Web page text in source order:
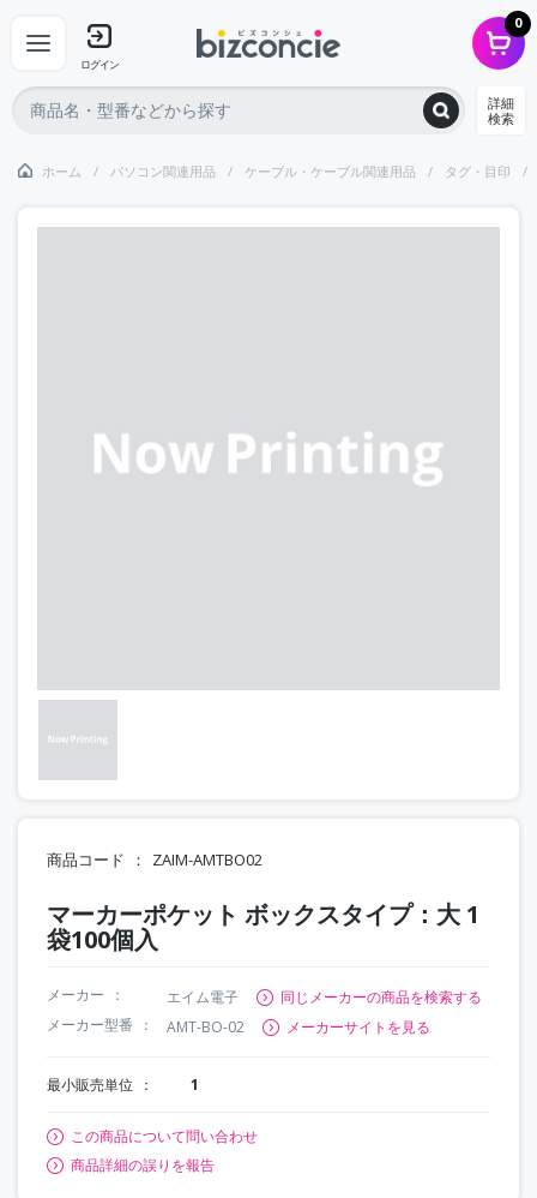
ログイン
0
詳細
検索
ホーム パソコン関連用品 ケーブル・ケーブル関連用品 タグ・目印
商品コード ZAIM-AMTBO02
マーカーポケット ボックスタイプ：大 1
袋100個入
メーカー エイム電子
同じメーカーの商品を検索する
メーカー型番
AMT-BO-02 メーカーサイトを見る
最小販売単位 1
この商品について問い合わせ
商品詳細の誤りを報告